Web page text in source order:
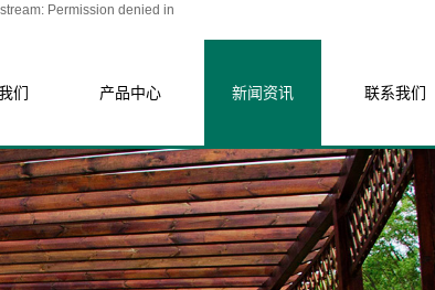
Permission denied in
们 产品中心 新闻资讯 联系我们